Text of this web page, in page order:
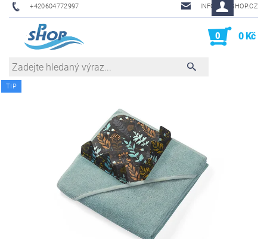
+420604772997 INFO@PHSHOP.CZ
0 0 Kč
TIP